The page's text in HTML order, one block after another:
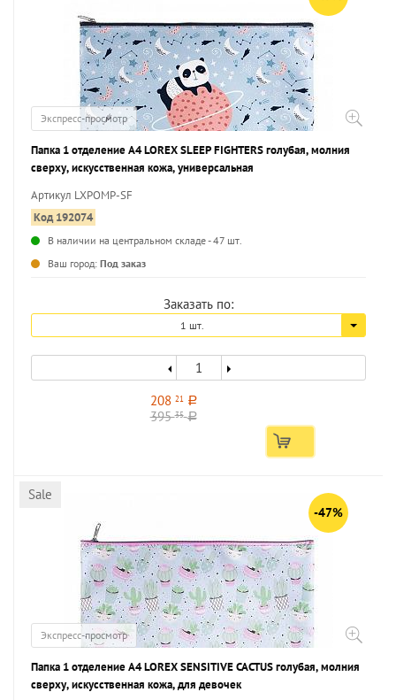
Экспресс-просмотр
Папка 1 отделение А4 LOREX SLEEP FIGHTERS голубая, молния
сверху, искусственная кожа, универсальная
Артикул LXPOMP-SF
Код 192074
В наличии на центральном складе - 47 шт.
Ваш город: Под заказ
Заказать по:
1 шт.
208 21 a
39535 a
Sale
-47%
Экспресс-просмотр
Папка 1 отделение А4 LOREX SENSITIVE CACTUS голубая, молния
сверху, искусственная кожа, для девочек